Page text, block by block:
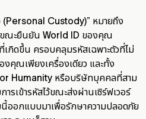
(Personal Custody)” หมายถึง
ณะยืนยัน World ID ของคุณ
กิดขึ้น ครอบคลุมรหัสเฉพาะตัวที่ไม่
งคุณเพียงเครื่องเดียว และทั้ง
Humanity หรือบริษัทบุคคลที่สาม
ารเข้ารหัสไว้ขณะส่งผ่านเซิร์ฟเวอร์
ออกแบบมาเพื่อรักษาความปลอดภัย